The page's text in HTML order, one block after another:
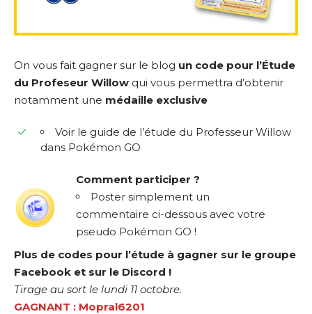
On vous fait gagner sur le blog un code pour l’Étude
du Profeseur Willow qui vous permettra d’obtenir
notamment une médaille exclusive
Voir le guide de l’étude du Professeur Willow
dans Pokémon GO
Comment participer ?
Poster simplement un
commentaire ci-dessous avec votre
pseudo Pokémon GO !
Plus de codes pour l’étude à gagner sur le groupe
Facebook et sur le Discord !
Tirage au sort le lundi 11 octobre.
GAGNANT : Mopral6201